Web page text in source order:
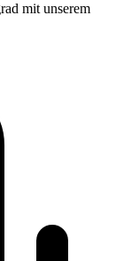
mit unserem